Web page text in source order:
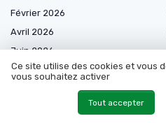
Février 2026
Avril 2026
Juin 2026
Août 2026
Ce site utilise des cookies et vous
vous souhaitez activer
Tout accepter